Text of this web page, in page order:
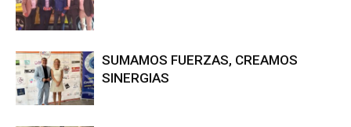
SUMAMOS FUERZAS, CREAMOS
SINERGIAS